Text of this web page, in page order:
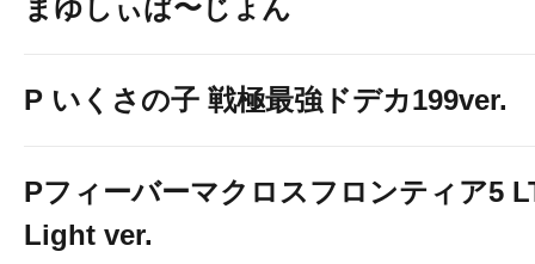
まゆしぃば〜じょん
P いくさの子 戦極最強ドデカ199ver.
Pフィーバーマクロスフロンティア5
Light ver.